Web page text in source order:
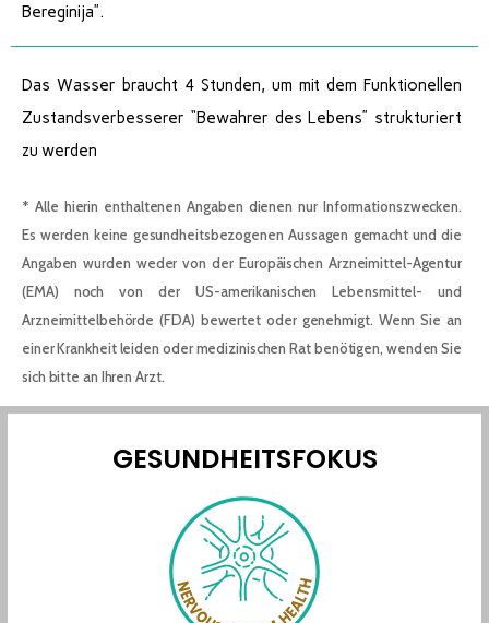
Bereginija”.
Das Wasser braucht 4 Stunden, um mit dem Funktionellen
Zustandsverbesserer “Bewahrer des Lebens” strukturiert
zu werden
* Alle hierin enthaltenen Angaben dienen nur Informationszwecken.
Es werden keine gesundheitsbezogenen Aussagen gemacht und die
Angaben wurden weder von der Europäischen Arzneimittel-Agentur
(EMA) noch von der US-amerikanischen Lebensmittel- und
Arzneimittelbehörde (FDA) bewertet oder genehmigt. Wenn Sie an
einer Krankheit leiden oder medizinischen Rat benötigen, wenden Sie
sich bitte an Ihren Arzt.
GESUNDHEITSFOKUS